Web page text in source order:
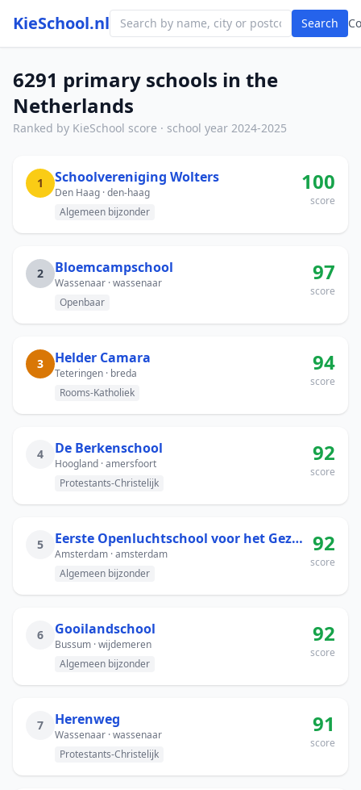
KieSchool.nl Search
6291 primary schools in the
Netherlands
Ranked by KieSchool score · school year 2024-2025
1 Schoolvereniging Wolters
Den Haag · den-haag
Algemeen bijzonder
100
score
2 Bloemcampschool
Wassenaar · wassenaar
Openbaar
97
score
3 Helder Camara
Teteringen · breda
Rooms-Katholiek
94
score
4 De Berkenschool
Hoogland · amersfoort
Protestants-Christelijk
92
score
5 Eerste Openluchtschool voor het Gezonde Kind
Amsterdam · amsterdam
Algemeen bijzonder
92
score
6 Gooilandschool
Bussum · wijdemeren
Algemeen bijzonder
92
score
7 Herenweg
Wassenaar · wassenaar
Protestants-Christelijk
91
score